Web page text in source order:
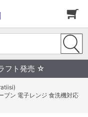
フト発売 ☆
ブン 電子レンジ 食洗機対応